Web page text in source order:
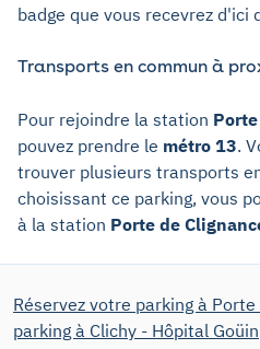
badge que vous recevrez d'ici
Transports en commun à
Pour rejoindre la station
pouvez prendre le métro 13.
trouver plusieurs transports
choisissant ce parking, vous
à la station Porte de
Réservez votre parking à Porte
parking à Clichy - Hôpital Goüin